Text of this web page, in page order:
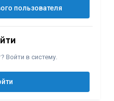
пользователя
Войти в систему.